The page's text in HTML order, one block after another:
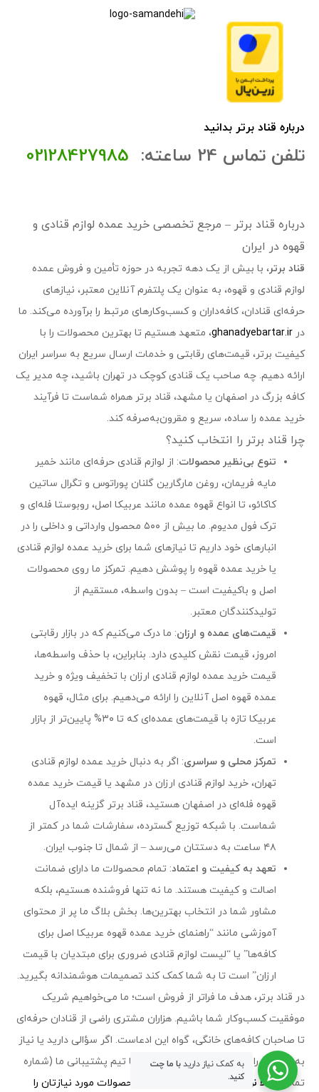
درباره قناد برتر بدانید
تلفن تماس 24 ساعته: 02128427985
درباره قناد برتر – مرجع تخصصی خرید عمده لوازم قنادی و
قهوه در ایران
قناد برتر، با بیش از یک دهه تجربه در حوزه تأمین و فروش عمده
لوازم قنادی و قهوه، به عنوان یک پلتفرم آنلاین معتبر، نیازهای
حرفه‌ای قنادان، کافه‌داران و کسب‌وکارهای مرتبط را برآورده می‌کند. ما
در ghanadyebartar.ir، متعهد هستیم تا بهترین محصولات را با
کیفیت برتر، قیمت‌های رقابتی و خدمات ارسال سریع به سراسر ایران
ارائه دهیم. چه صاحب یک قنادی کوچک در تهران باشید، چه مدیر یک
کافه بزرگ در اصفهان یا مشهد، قناد برتر همراه شماست تا فرآیند
خرید عمده را ساده، سریع و مقرون‌به‌صرفه کند.
چرا قناد برتر را انتخاب کنید؟
تنوع بی‌نظیر محصولات: از لوازم قنادی حرفه‌ای مانند خمیر
مایه فریمان، روغن مارگارین گلنان پوراتوس و تگرال ساتین
کاکائو، تا انواع قهوه عمده مانند عربیکا اصل، روبوستا فله‌ای و
ترک فول مدیوم. ما بیش از ۵۰۰ محصول وارداتی و داخلی را در
انبارهای خود داریم تا نیازهای شما برای خرید عمده لوازم قنادی
یا خرید عمده قهوه را پوشش دهیم. تمرکز ما روی محصولات
اصل و باکیفیت است – بدون واسطه، مستقیم از
تولیدکنندگان معتبر.
قیمت‌های عمده و ارزان: ما درک می‌کنیم که در بازار رقابتی
امروز، قیمت نقش کلیدی دارد. بنابراین، با حذف واسطه‌ها،
قیمت خرید عمده لوازم قنادی ارزان با تخفیف ویژه و خرید
عمده قهوه اصل آنلاین را ارائه می‌دهیم. برای مثال، قهوه
عربیکا تازه با قیمت‌های عمده‌ای که تا ۳۰% پایین‌تر از بازار
است.
تمرکز محلی و سراسری: اگر به دنبال خرید عمده لوازم قنادی
تهران، خرید لوازم قنادی ارزان در مشهد یا قیمت خرید عمده
قهوه فله‌ای در اصفهان هستید، قناد برتر گزینه ایده‌آل
شماست. با شبکه توزیع گسترده، سفارشات شما در کمتر از
۴۸ ساعت به دستتان می‌رسد – از شمال تا جنوب ایران.
تعهد به کیفیت و اعتماد: تمام محصولات ما دارای ضمانت
اصالت و کیفیت هستند. ما نه تنها فروشنده هستیم، بلکه
مشاور شما در انتخاب بهترین‌ها. بخش بلاگ ما پر از محتوای
آموزشی مانند “راهنمای خرید عمده قهوه عربیکا اصل برای
کافه‌ها” یا “لیست لوازم قنادی ضروری برای مبتدیان با قیمت
ارزان” است تا به شما کمک کند تصمیمات هوشمندانه بگیرید.
در قناد برتر، هدف ما فراتر از فروش است؛ ما می‌خواهیم شریک
موفقیت کسب‌وکار شما باشیم. هزاران مشتری راضی از قنادان حرفه‌ای
تا صاحبان کافه‌های خانگی، گواه این ادعاست. اگر سؤالی دارید یا نیاز
به مشاوره رایگان برای خرید عمده دارید، با تیم پشتیبانی ما (شماره
تماس:حالا نوبت شماست! همین امروز محصولات مورد نیازتان را
به کمک نیاز داریدبا ما چت
کنید.